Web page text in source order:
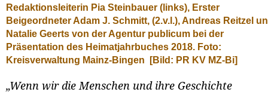
Redaktionsleiterin Pia Steinbauer (links), Erster
Beigeordneter Adam J. Schmitt, (2.v.l.), Andreas Reitzel
Natalie Geerts von der Agentur publicum bei der
Präsentation des Heimatjahrbuches 2018. Foto:
Kreisverwaltung Mainz-Bingen
[Bild: PR KV MZ-Bi]
„Wenn wir die Menschen und ihre Geschichte